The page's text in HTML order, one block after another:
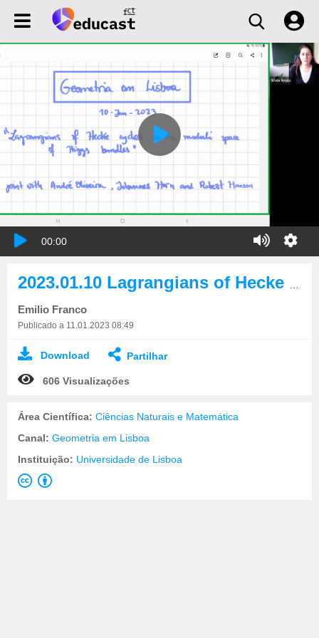
00:00
Emilio Franco
Publicado a 11.01.2023 08:49
Download Partilhar
606 Visualizações
Área Científica: Ciências Naturais e Matemática
Canal: Geometria em Lisboa
Instituição: Universidade de Lisboa